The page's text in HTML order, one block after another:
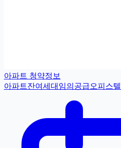
아파트 청약정보
아파트잔여세대 임의공급오피스텔